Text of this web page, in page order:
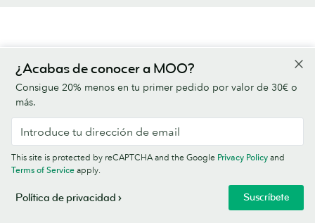
FAQs - Tarjetas de Visita
La rapidez de entrega dependerá del papel y las
opciones que elijas para tus tarjetas, pero pueden ser
tan solo 2 días.La entrega al día siguiente de Tarjetas de
está disponible para varias opciones si haces tu
pedido antes de las 12h lunes a viernes.
¿Acabas de conocer a MOO?
Consigue 20% menos en tu primer pedido por valor de 30€ o
más.
Suscríbete
This site is protected by reCAPTCHA and the Google Privacy Policy and
Terms of Service apply.
Política de privacidad